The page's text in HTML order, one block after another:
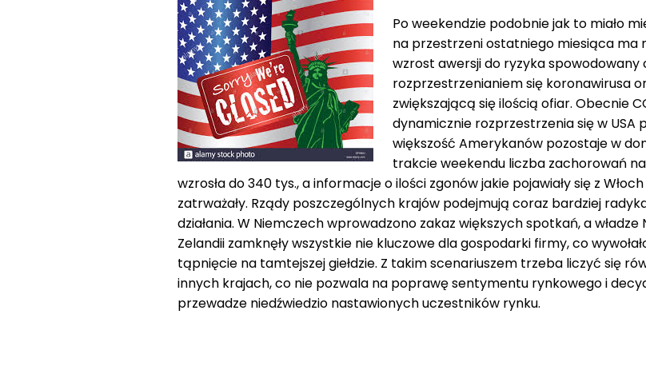
Po weekendzie podobnie jak to miało
na przestrzeni ostatniego miesiąca ma
wzrost awersji do ryzyka spowodowany
rozprzestrzenianiem się koronawirusa
zwiększającą się ilością ofiar. Obecnie
dynamicznie rozprzestrzenia się w USA
większość Amerykanów pozostaje w
trakcie weekendu liczba zachorowań
wzrosła do 340 tys., a informacje o ilości zgonów jakie pojawiały się z Włoch
zatrważały. Rządy poszczególnych krajów podejmują coraz bardziej
działania. W Niemczech wprowadzono zakaz większych spotkań, a władze
Zelandii zamknęły wszystkie nie kluczowe dla gospodarki firmy, co
tąpnięcie na tamtejszej giełdzie. Z takim scenariuszem trzeba liczyć się
innych krajach, co nie pozwala na poprawę sentymentu rynkowego i
przewadze niedźwiedzio nastawionych uczestników rynku.